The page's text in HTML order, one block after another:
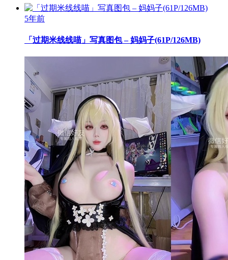
5年前
「过期米线线喵」写真图包 – 妈妈子(61P/126MB)